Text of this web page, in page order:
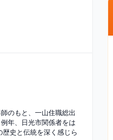
のもと、一山住職総出
年、日光市関係者をは
史と伝統を深く感じら